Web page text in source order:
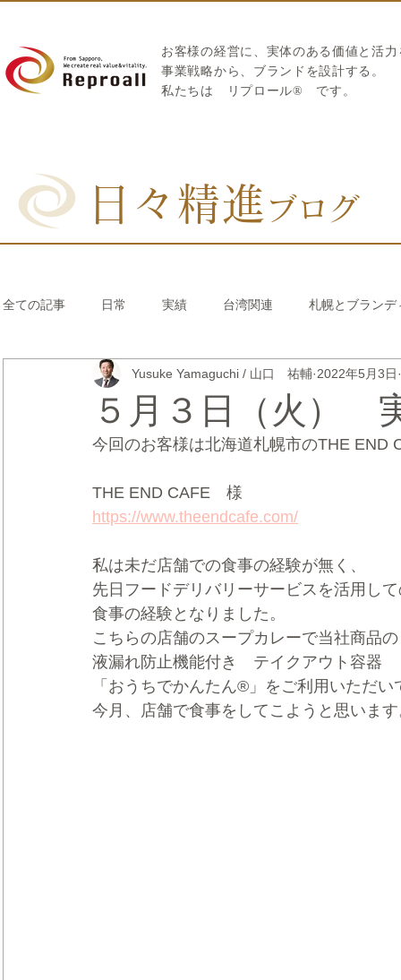
お客様の経営に、実体のある価値と活
​事業戦略から、ブランドを設計する。
私たちは
リプロール® です。
日々精進 ブログ
全ての記事 日常 実績 台湾関連 札幌とブランデ
リブランディング® さとうきび繊維のストロー 中国
CRMブランディング® デジタルマーケティングブランデ
５月３日（火）
Yusuke Yamaguchi / 山口 祐輔 2022年5月3日
今回のお客様は北海道札幌市のTHE END
THE END CAFE　様
https://www.theendcafe.com/
私は未だ店舗での食事の経験が無く、
先日フードデリバリーサービスを活用し
食事の経験となりました。
こちらの店舗のスープカレーで当社商品の
液漏れ防止機能付き　テイクアウト容器
「おうちでかんたん®」をご利用いただい
今月、店舗で食事をしてこようと思いま